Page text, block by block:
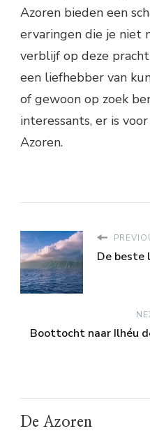
Azoren bieden een
ervaringen die je niet
verblijf op deze
een liefhebber van
of gewoon op zoek
interessants, er is
Azoren.
De beste
Boottocht naar Ilhéu
De Azoren